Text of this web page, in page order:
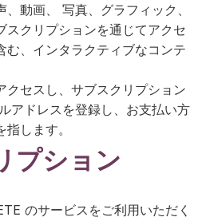
、動画、 写真、グラフィック、
スクリプションを通じてアクセ
む、インタラクティブなコンテ
クセスし、サブスクリプション
アドレスを登録し、お支払い方
します。
プション
のサービスをご利用いただく